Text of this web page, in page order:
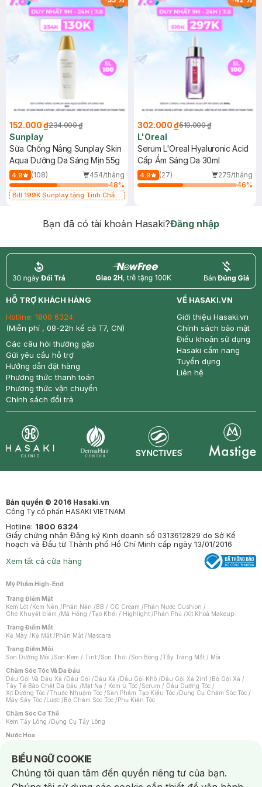
152.000 ₫234.000 ₫
Sunplay
Sữa Chống Nắng Sunplay Skin
Aqua Dưỡng Da Sáng Mịn 55g
4.9 (108)
454/tháng
48%
Bill 199K Sunplay tặng Tinh Chất
302.000 ₫519.000 ₫
L'Oreal
Serum L'Oreal Hyaluronic Acid
Cấp Ẩm Sáng Da 30ml
4.9 (27)
275/tháng
46%
Bạn đã có tài khoản Hasaki?Đăng nhập
return nowfree price
HỖ TRỢ KHÁCH HÀNG
Hotline: 1800 6324
(Miễn phí , 08-22h kể cả T7, CN)
Các câu hỏi thường gặp
Gửi yêu cầu hỗ trợ
Hướng dẫn đặt hàng
Phương thức thanh toán
Phương thức vận chuyển
Chính sách đổi trả
VỀ HASAKI.VN
Giới thiệu Hasaki.vn
Chính sách bảo mật
Điều khoản sử dụng
Hasaki cẩm nang
Tuyển dụng
Liên hệ
Bản quyền © 2016 Hasaki.vn
Công Ty cổ phần HASAKI VIETNAM
Hotline: 1800 6324
Giấy chứng nhận Đăng ký Kinh doanh số 0313612829 do Sở Kế
hoạch và Đầu tư Thành phố Hồ Chí Minh cấp ngày 13/01/2016
Xem tất cả cửa hàng
Mỹ Phẩm High-End
Trang Điểm Mặt
Kem Lót /Kem Nền /Phấn Nền /BB / CC Cream /Phấn Nước Cushion /
Che Khuyết Điểm /Má Hồng /Tạo Khối / Highlight /Phấn Phủ /Xịt Khoá Makeup
Trang Điểm Mắt
Kẻ Mày /Kẻ Mắt /Phấn Mắt /Mascara
Trang Điểm Môi
Son Dưỡng Môi /Son Kem / Tint /Son Thỏi /Son Bóng /Tẩy Trang Mắt / Môi
Chăm Sóc Tóc Và Da Đầu
Dầu Gội Và Dầu Xả /Dầu Gội /Dầu Xả /Dầu Gội Khô /Dầu Gội Xả 2in1 /Bộ Gội Xả /
Tẩy Tế Bào Chết Da Đầu /Mặt Nạ / Kem Ủ Tóc /Serum / Dầu Dưỡng Tóc /
Xịt Dưỡng Tóc /Thuốc Nhuộm Tóc /Sản Phẩm Tạo Kiểu Tóc /Dụng Cụ Chăm Sóc Tóc /
Máy Sấy Tóc /Lược /Bộ Chăm Sóc Tóc /Phụ Kiện Tóc
Chăm Sóc Cơ Thể
Kem Tẩy Lông /Dụng Cụ Tẩy Lông
Nước Hoa
Nước Hoa Nữ
Chăm Sóc Cá Nhân
Chống Muỗi /Khẩu Trang /Máy Massage/Mặt Nạ Xông Hơi /Nước Rửa Tay/
Sản Phẩm Chăm Sóc Khác /Bàn Chải Đánh Răng /Bàn Chải Điện/
BIỂU NGỮ COOKIE
Notice about cookies usage
Chúng tôi quan tâm đến quyền riêng tư của bạn.